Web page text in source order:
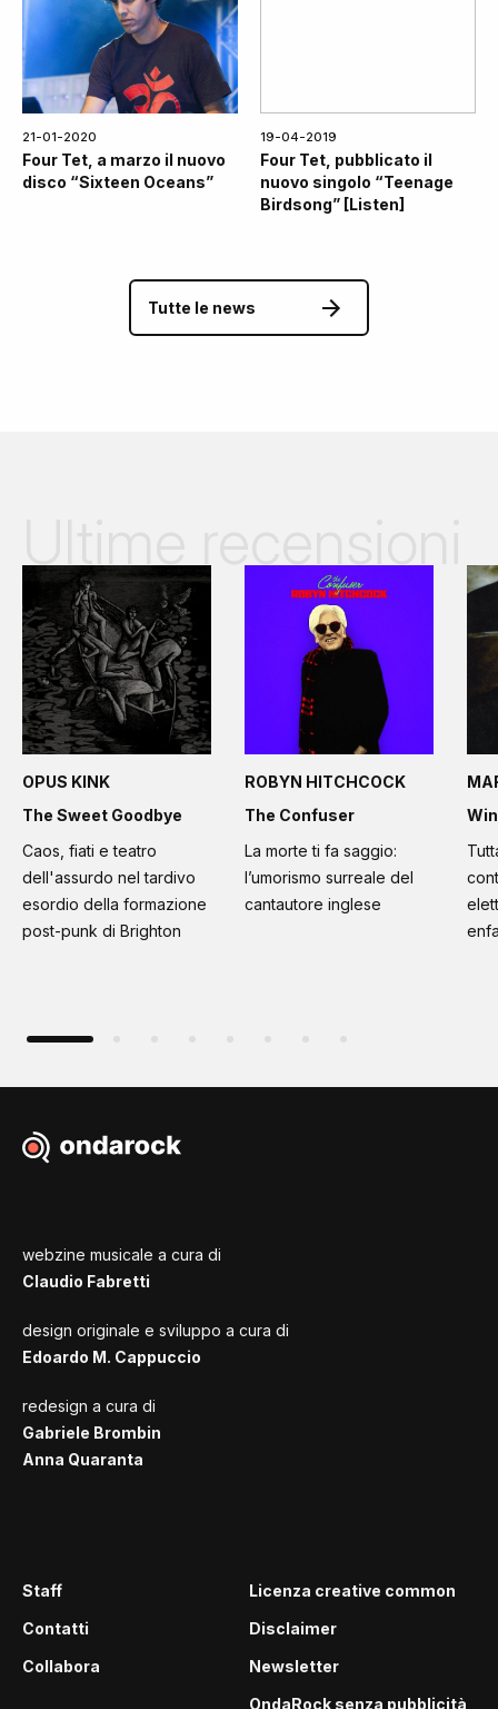
21-01-2020
Four Tet, a marzo il nuovo
disco “Sixteen Oceans”
19-04-2019
Four Tet, pubblicato il
nuovo singolo “Teenage
Birdsong” [Listen]
Tutte le news
OPUS KINK
The Sweet Goodbye
Caos, fiati e teatro
dell'assurdo nel tardivo
esordio della formazione
post-punk di Brighton
ROBYN HITCHCOCK
The Confuser
La morte ti fa saggio:
l’umorismo surreale del
cantautore inglese
webzine musicale a cura di
Claudio Fabretti
design originale e sviluppo a cura di
Edoardo M. Cappuccio
redesign a cura di
Gabriele Brombin
Anna Quaranta
Staff
Contatti
Collabora
Licenza creative common
Disclaimer
Newsletter
OndaRock senza pubblicità